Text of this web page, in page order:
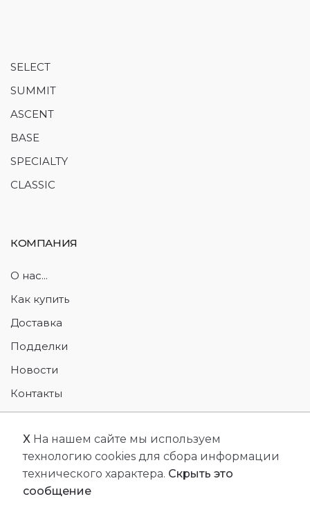
SELECT
SUMMIT
ASCENT
BASE
SPECIALTY
CLASSIC
КОМПАНИЯ
О нас...
Как купить
Доставка
Подделки
Новости
Контакты
Возврат товара
XНа нашем сайте мы используем
технологию cookies для сбора информации
технического характера. Скрыть это
сообщение